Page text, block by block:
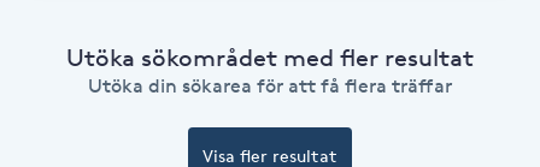
Gellack med förstärkning
Utöka sökområdet med fler resultat
Utöka din sökarea för att få flera träffar
Visa fler resultat